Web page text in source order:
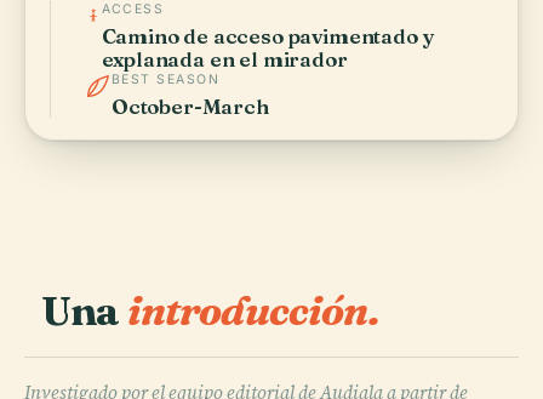
ACCESS
Camino de acceso pavimentado y
explanada en el mirador
BEST SEASON
October-March
Unaintroducción.
Investigado por el equipo editorial de Audiala a partir de